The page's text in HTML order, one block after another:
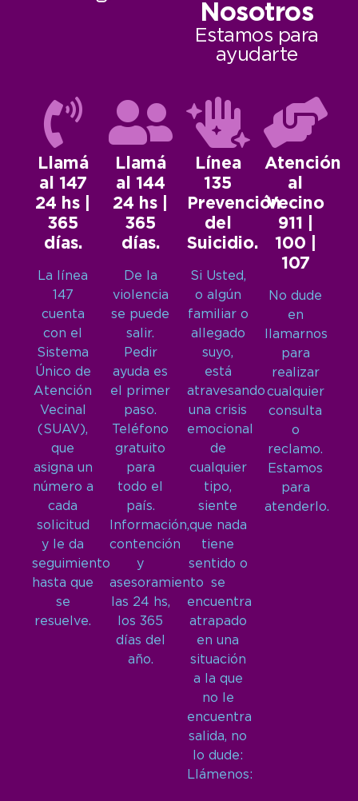
Nosotros
Estamos para
ayudarte
Llamá
al 147
24 hs |
365
días.
La línea
147
cuenta
con el
Sistema
Único de
Atención
Vecinal
(SUAV),
que
asigna un
número a
cada
solicitud
y le da
seguimiento
hasta que
se
resuelve.
Llamá
al 144
24 hs |
365
días.
De la
violencia
se puede
salir.
Pedir
ayuda es
el primer
paso.
Teléfono
gratuito
para
todo el
país.
Información,
contención
y
asesoramiento
las 24 hs,
los 365
días del
año.
Línea
135
Prevención
del
Suicidio.
Si Usted,
o algún
familiar o
allegado
suyo,
está
atravesando
una crisis
emocional
de
cualquier
tipo,
siente
que nada
tiene
sentido o
se
encuentra
atrapado
en una
situación
a la que
no le
encuentra
salida, no
lo dude:
Llámenos:
Atención
al
Vecino
911 |
100 |
107
No dude
en
llamarnos
para
realizar
cualquier
consulta
o
reclamo.
Estamos
para
atenderlo.